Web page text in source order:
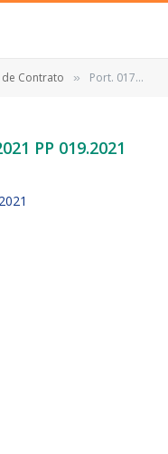
de Contrato » Port. 017.2022 – Ct. 224.2021 PP 019.2021
PP 019.2021